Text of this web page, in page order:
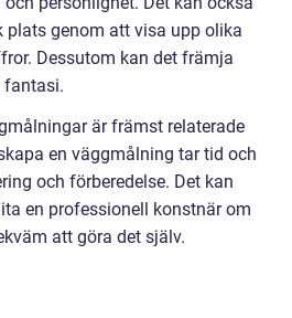
plats genom att visa upp olika
Dessutom kan det främja
fantasi.
är främst relaterade
en väggmålning tar tid och
och förberedelse. Det kan
en professionell konstnär om
att göra det själv.